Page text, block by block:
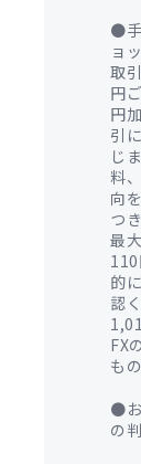
●手
ョ
取
円
円
引
じ
料
向
つ
最
的
認
FX
も
●お
の